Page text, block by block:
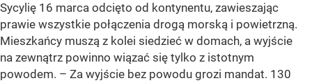
Sycylię 16 marca odcięto od kontynentu, zawieszając
prawie wszystkie połączenia drogą morską i powietrzną.
Mieszkańcy muszą z kolei siedzieć w domach, a wyjście
na zewnątrz powinno wiązać się tylko z istotnym
powodem. – Za wyjście bez powodu grozi mandat. 130